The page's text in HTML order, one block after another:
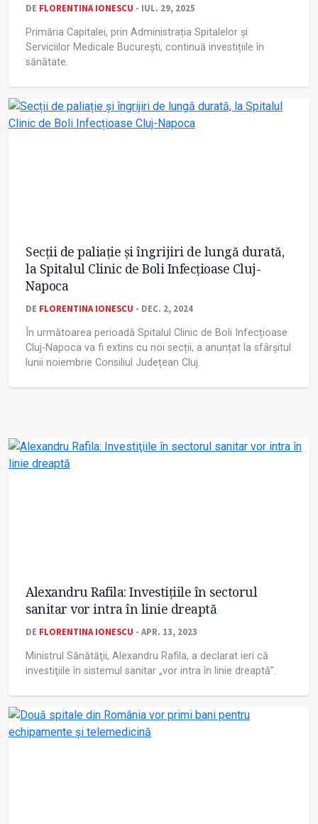
DE FLORENTINA IONESCU - IUL. 29, 2025
Primăria Capitalei, prin Administrația Spitalelor și
Serviciilor Medicale București, continuă investițiile în
sănătate.
Secții de paliație și îngrijiri de lungă durată,
la Spitalul Clinic de Boli Infecțioase Cluj-
Napoca
DE FLORENTINA IONESCU - DEC. 2, 2024
În următoarea perioadă Spitalul Clinic de Boli Infecțioase
Cluj-Napoca va fi extins cu noi secții, a anunțat la sfârșitul
lunii noiembrie Consiliul Județean Cluj.
Alexandru Rafila: Investiţiile în sectorul
sanitar vor intra în linie dreaptă
DE FLORENTINA IONESCU - APR. 13, 2023
Ministrul Sănătăţii, Alexandru Rafila, a declarat ieri că
investiţiile în sistemul sanitar „vor intra în linie dreaptă”.